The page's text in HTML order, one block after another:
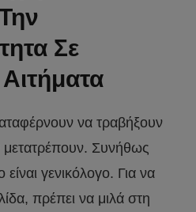
Σε
να τραβήξουν
μετατρέπουν. Συνήθως
γενικόλογο. Για να
πρέπει να μιλά στη